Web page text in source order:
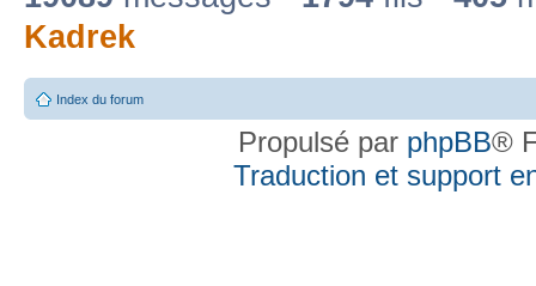
Kadrek
Index du forum
Propulsé par phpBB®
Traduction et support